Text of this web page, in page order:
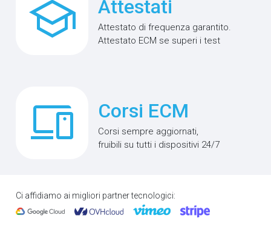
school Attestati
Attestato di frequenza garantito.
Attestato ECM se superi i test
phonelink Corsi ECM
Corsi sempre aggiornati,
fruibili su tutti i dispositivi 24/7
Ci affidiamo ai migliori partner tecnologici: